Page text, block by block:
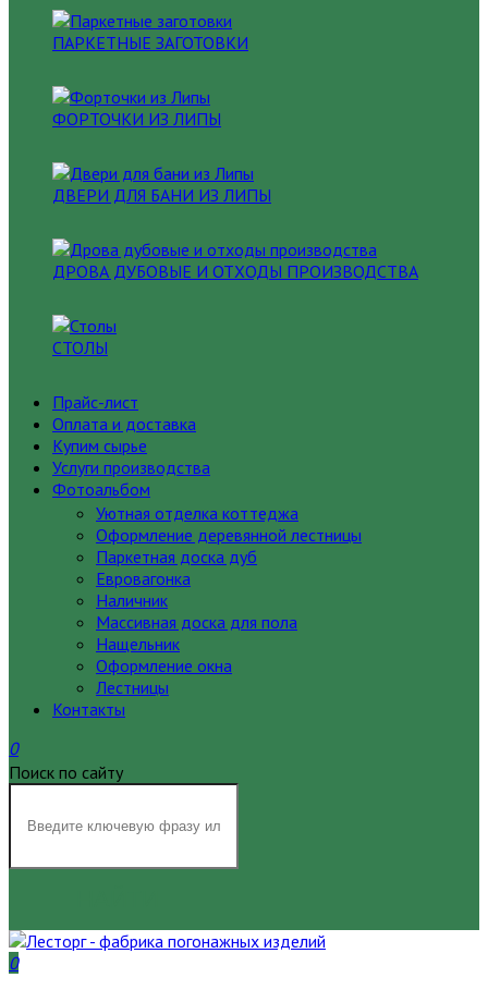
ПАРКЕТНЫЕ ЗАГОТОВКИ
ФОРТОЧКИ ИЗ ЛИПЫ
ДВЕРИ ДЛЯ БАНИ ИЗ ЛИПЫ
ДРОВА ДУБОВЫЕ И ОТХОДЫ ПРОИЗВОДСТВА
СТОЛЫ
Прайс-лист
Оплата и доставка
Купим сырье
Услуги производства
Фотоальбом
Уютная отделка коттеджа
Оформление деревянной лестницы
Паркетная доска дуб
Евровагонка
Наличник
Массивная доска для пола
Нащельник
Оформление окна
Лестницы
Контакты
0
Поиск по сайту
0